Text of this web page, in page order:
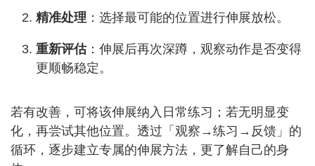
精准处理 ：选择最可能的位置进行伸展放松。
重新评估：伸展后再次深蹲，观察动作是否变得
更顺畅稳定。
若有改善，可将该伸展纳入日常练习；若无明显变
化，再尝试其他位置。透过「观察→练习→反馈」的
循环，逐步建立专属的伸展方法，更了解自己的身